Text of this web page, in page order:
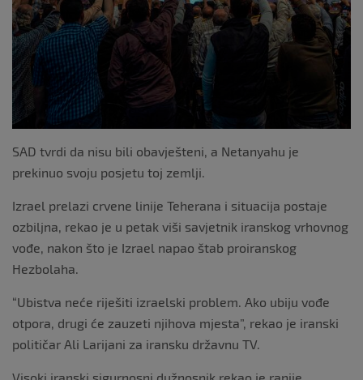
SAD tvrdi da nisu bili obavješteni, a Netanyahu je
prekinuo svoju posjetu toj zemlji.
Izrael prelazi crvene linije Teherana i situacija postaje
ozbiljna, rekao je u petak viši savjetnik iranskog vrhovnog
vođe, nakon što je Izrael napao štab proiranskog
Hezbolaha.
“Ubistva neće riješiti izraelski problem. Ako ubiju vođe
otpora, drugi će zauzeti njihova mjesta”, rekao je iranski
političar Ali Larijani za iransku državnu TV.
Visoki iranski sigurnosni dužnosnik rekao je ranije